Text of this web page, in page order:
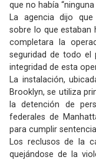
que no había
La agencia dijo
sobre lo que estaban
completara la
seguridad de todo el
integridad de esta
La instalación,
Brooklyn, se utiliza
la detención de
federales de
para cumplir
Los reclusos de la
quejándose de la